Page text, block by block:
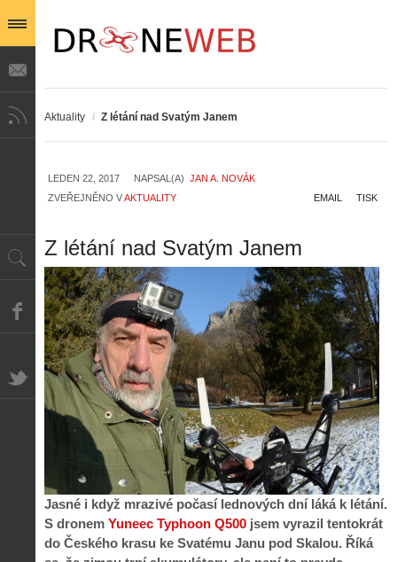
Aktuality / Z létání nad Svatým Janem
LEDEN 22, 2017 NAPSAL(A) JAN A. NOVÁK
ZVEŘEJNĚNO VAKTUALITY TISK
EMAIL
Z létání nad Svatým Janem
Jasné i když mrazivé počasí lednových dní láká k létání.
S dronem Yuneec Typhoon Q500 jsem vyrazil tentokrát
do Českého krasu ke Svatému Janu pod Skalou. Říká